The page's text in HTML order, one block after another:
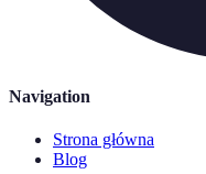
Navigation
Strona główna
Blog